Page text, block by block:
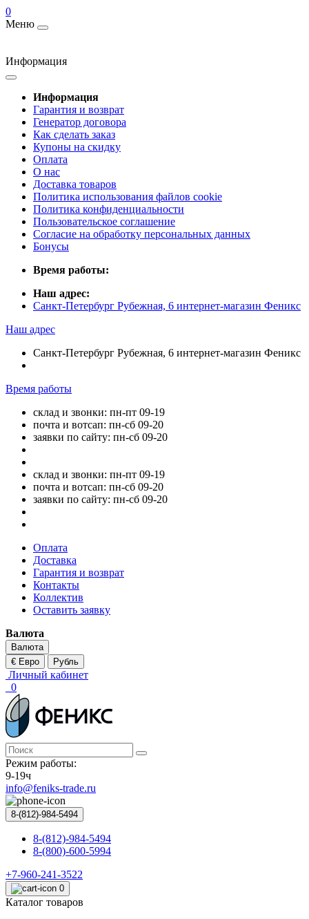
0
Меню
Информация
Информация
Гарантия и возврат
Генератор договора
Как сделать заказ
Купоны на скидку
Оплата
О нас
Доставка товаров
Политика использования файлов cookie
Политика конфиденциальности
Пользовательское соглашение
Согласие на обработку персональных данных
Бонусы
Время работы:
Наш адрес:
Санкт-Петербург Рубежная, 6 интернет-магазин Феникс
Наш адрес
Санкт-Петербург Рубежная, 6 интернет-магазин Феникс
Время работы
склад и звонки: пн-пт 09-19
почта и вотсап: пн-сб 09-20
заявки по сайту: пн-сб 09-20
склад и звонки: пн-пт 09-19
почта и вотсап: пн-сб 09-20
заявки по сайту: пн-сб 09-20
Оплата
Доставка
Гарантия и возврат
Контакты
Коллектив
Оставить заявку
Валюта
Валюта
€ Евро
Рубль
Личный кабинет
0
Режим работы:
9-19ч
info@feniks-trade.ru
8-(812)-984-5494
8-(812)-984-5494
8-(800)-600-5994
+7-960-241-3522
0
Каталог товаров